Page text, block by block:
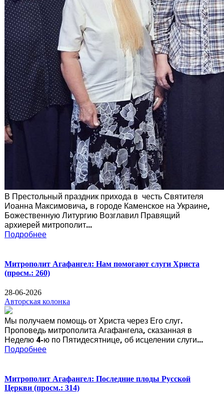
В Престольный праздник прихода в честь Святителя
Иоанна Максимовича, в городе Каменское на Украине,
Божественную Литургию Возглавил Правящий
архиерей митрополит...
Подробнее
Митрополит Агафангел: Нам помогают слуги Христа
(просм.: 260)
28-06-2026
Авторская колонка
Мы получаем помощь от Христа через Его слуг.
Проповедь митрополита Агафангела, сказанная в
Неделю 4-ю по Пятидесятнице, об исцелении слуги...
Подробнее
Митрополит Агафангел: Последние плоды Русской
Церкви (просм.: 314)